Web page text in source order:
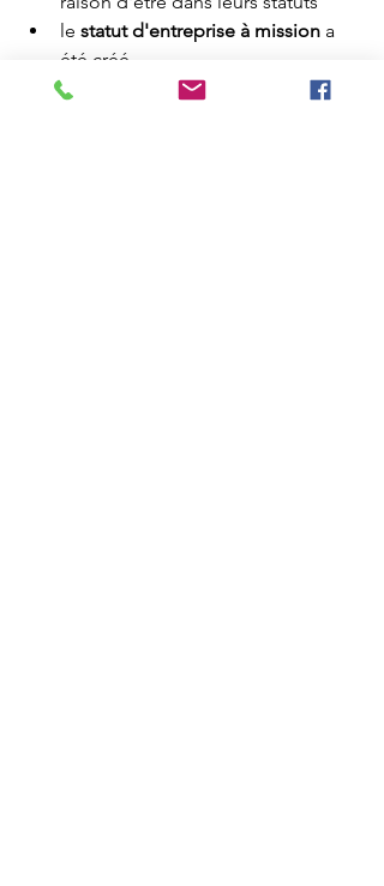
le statut d'entreprise à mission a
été créé.
En savoir plus :